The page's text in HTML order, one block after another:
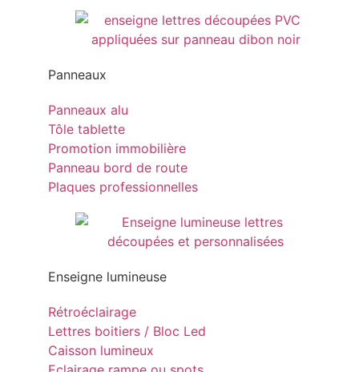
Panneaux
Panneaux alu
Tôle tablette
Promotion immobilière
Panneau bord de route
Plaques professionnelles
Enseigne lumineuse
Rétroéclairage
Lettres boitiers / Bloc Led
Caisson lumineux